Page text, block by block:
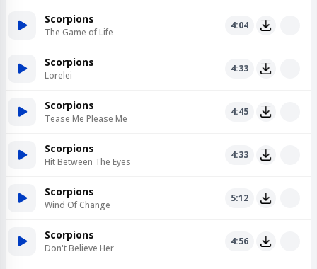
Scorpions
The Game of Life
4:04
Scorpions
Lorelei
4:33
Scorpions
Tease Me Please Me
4:45
Scorpions
Hit Between The Eyes
4:33
Scorpions
Wind Of Change
5:12
Scorpions
Don't Believe Her
4:56